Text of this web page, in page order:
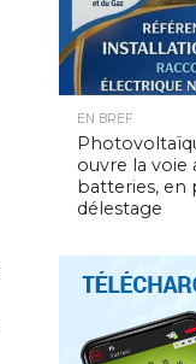
EN BREF
ouvre la voie
batteries, en
délestage